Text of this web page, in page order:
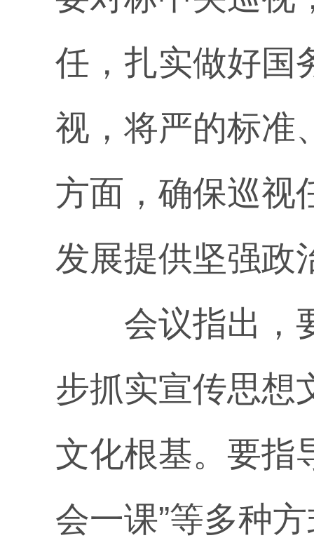
任，扎实做好国
视，将严的标准
方面，确保巡视
发展提供坚强政
会议指出，要
步抓实宣传思想
文化根基。要指
会一课”等多种